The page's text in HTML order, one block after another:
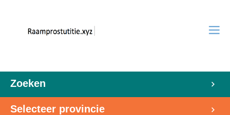
Zoeken
Selecteer provincie